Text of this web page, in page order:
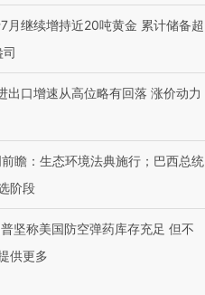
月继续增持近20吨黄金 累计储备超
出口增速从高位略有回落 涨价动力
瞻：生态环境法典施行；巴西总统
阶段
坚称美国防空弹药库存充足 但不
供更多